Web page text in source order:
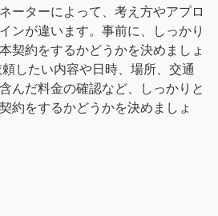
ーターによって、考え方やアプロ
ンが違います。事前に、しっかり
契約をするかどうかを決めましょ
したい内容や日時、場所、交通
んだ料金の確認など、しっかりと
約をするかどうかを決めましょ